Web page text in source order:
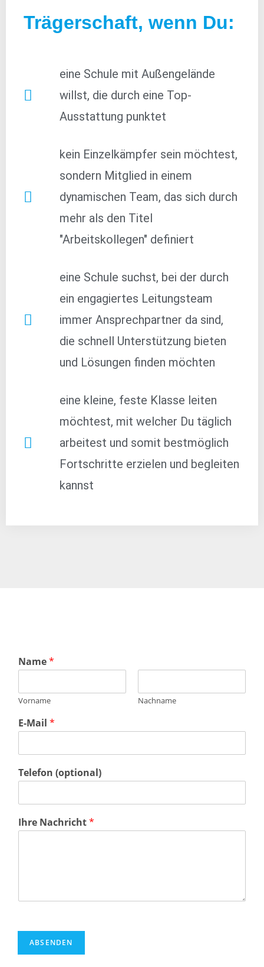
Trägerschaft, wenn Du:
eine Schule mit Außengelände
willst, die durch eine Top-
Ausstattung punktet
kein Einzelkämpfer sein möchtest,
sondern Mitglied in einem
dynamischen Team, das sich durch
mehr als den Titel
"Arbeitskollegen" definiert
eine Schule suchst, bei der durch
ein engagiertes Leitungsteam
immer Ansprechpartner da sind,
die schnell Unterstützung bieten
und Lösungen finden möchten
eine kleine, feste Klasse leiten
möchtest, mit welcher Du täglich
arbeitest und somit bestmöglich
Fortschritte erzielen und begleiten
kannst
Name*
Vorname Nachname
E-Mail *
Telefon (optional)
Ihre Nachricht*
ABSENDEN